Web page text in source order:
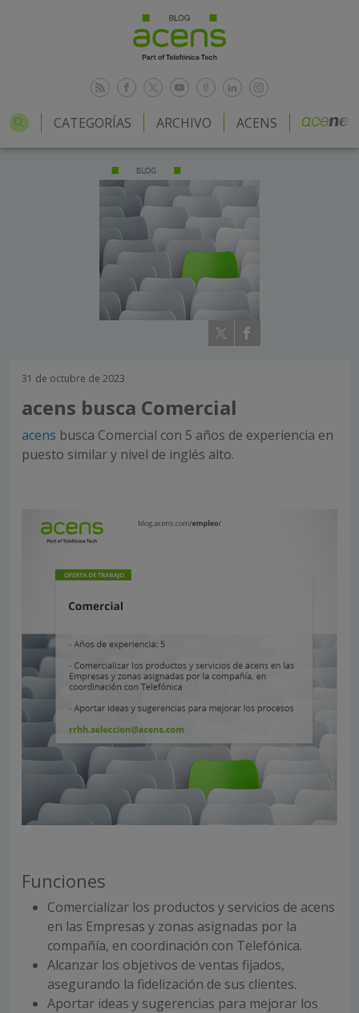
CATEGORÍAS ARCHIVO ACENS
31 de octubre de 2023
acens busca Comercial
acens busca Comercial con 5 años de experiencia en
puesto similar y nivel de inglés alto.
Funciones
Comercializar los productos y servicios de acens
en las Empresas y zonas asignadas por la
compañía, en coordinación con Telefónica.
Alcanzar los objetivos de ventas fijados,
asegurando la fidelización de sus clientes.
Aportar ideas y sugerencias para mejorar los